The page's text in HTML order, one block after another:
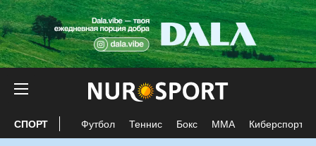
СПОРТ Футбол Теннис Бокс ММА Киберспорт